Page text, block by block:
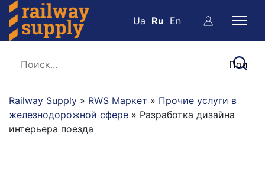
Ua Ru En
Railway Supply » RWS Маркет » Прочие услуги в
железнодорожной сфере » Разработка дизайна
интерьера поезда